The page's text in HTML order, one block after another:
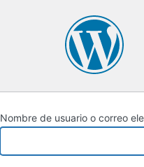
Nombre de usuario o correo